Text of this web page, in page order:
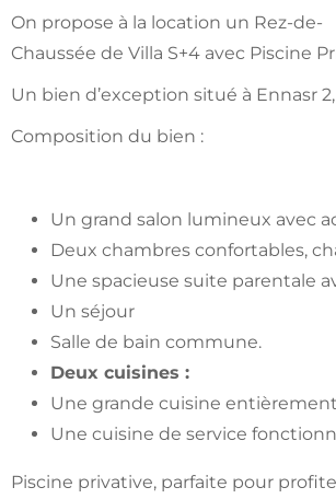
On propose à la location un Rez-de-
Chaussée de Villa S+4 avec Piscine
Un bien d’exception situé à Ennasr
Composition du bien :
Un grand salon lumineux avec
Deux chambres confortables,
Une spacieuse suite parentale
Un séjour
Salle de bain commune.
Deux cuisines :
Une grande cuisine
Une cuisine de service
Piscine privative, parfaite pour